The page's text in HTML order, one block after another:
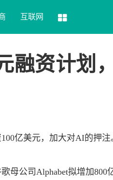
互联网
融资计划
100亿美元，加大对AI的押注
母公司Alphabet拟增加800